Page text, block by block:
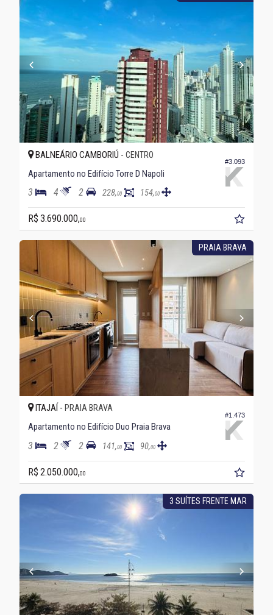
#3.093
BALNEÁRIO CAMBORIÚ - CENTRO
Apartamento no Edifício Torre D Napoli
3 4 2 228,00 154,00
R$ 3.690.000,00
PRAIA BRAVA
#1.473
ITAJAÍ - PRAIA BRAVA
Apartamento no Edifício Duo Praia Brava
3 2 2 141,00 90,00
R$ 2.050.000,00
3 SUÍTES FRENTE MAR